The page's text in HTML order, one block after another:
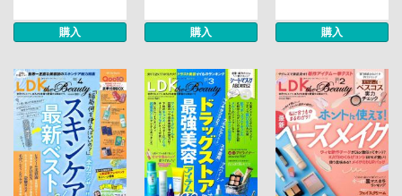
購入 購入 購入